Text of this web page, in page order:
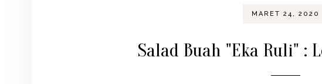
MARET 24, 2020
Salad Buah "Eka Ruli" :